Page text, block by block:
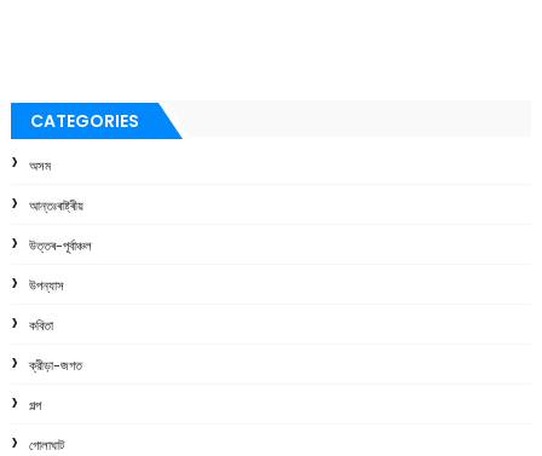
CATEGORIES
অসম
আন্তঃৰাষ্ট্ৰীয়
উত্তৰ-পূৰ্বাঞ্চল
উপন্যাস
কবিতা
ক্রীড়া-জগত
গল্প
গোলাঘাট